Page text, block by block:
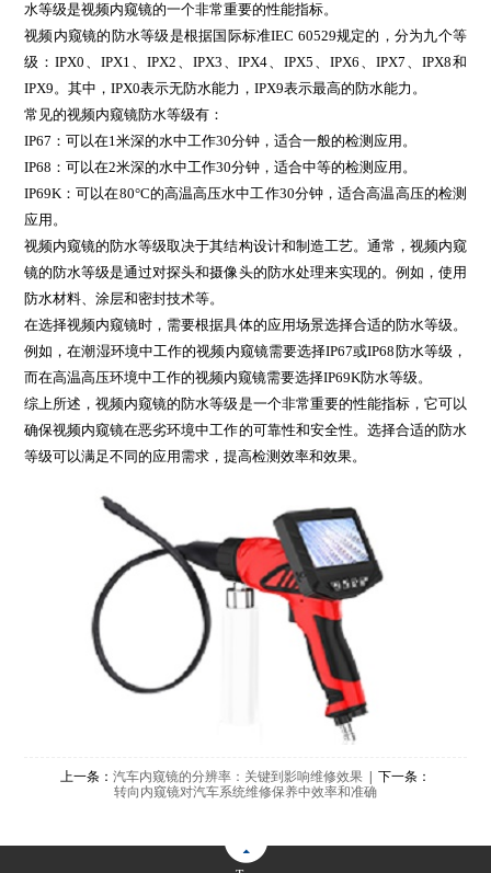
水等级是视频内窥镜的一个非常重要的性能指标。
视频内窥镜的防水等级是根据国际标准IEC 60529规定的，分为九个等
级：IPX0、IPX1、IPX2、IPX3、IPX4、IPX5、IPX6、IPX7、IPX8和
IPX9。其中，IPX0表示无防水能力，IPX9表示最高的防水能力。
常见的视频内窥镜防水等级有：
IP67：可以在1米深的水中工作30分钟，适合一般的检测应用。
IP68：可以在2米深的水中工作30分钟，适合中等的检测应用。
IP69K：可以在80°C的高温高压水中工作30分钟，适合高温高压的检测
应用。
视频内窥镜的防水等级取决于其结构设计和制造工艺。通常，视频内窥
镜的防水等级是通过对探头和摄像头的防水处理来实现的。例如，使用
防水材料、涂层和密封技术等。
在选择视频内窥镜时，需要根据具体的应用场景选择合适的防水等级。
例如，在潮湿环境中工作的视频内窥镜需要选择IP67或IP68防水等级，
而在高温高压环境中工作的视频内窥镜需要选择IP69K防水等级。
综上所述，视频内窥镜的防水等级是一个非常重要的性能指标，它可以
确保视频内窥镜在恶劣环境中工作的可靠性和安全性。选择合适的防水
等级可以满足不同的应用需求，提高检测效率和效果。
上一条： 汽车内窥镜的分辨率：关键到影响维修效果 | 下一条：
转向内窥镜对汽车系统维修保养中效率和准确